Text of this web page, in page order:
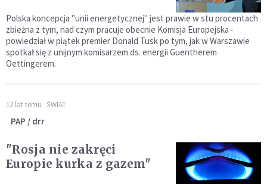
Polska koncepcja "unii energetycznej" jest prawie w stu procentach
zbieżna z tym, nad czym pracuje obecnie Komisja Europejska -
powiedział w piątek premier Donald Tusk po tym, jak w Warszawie
spotkał się z unijnym komisarzem ds. energii Guentherem
Oettingerem.
12 lat temu ŚWIAT
PAP / drr
"Rosja nie zakręci
Europie kurka z gazem"